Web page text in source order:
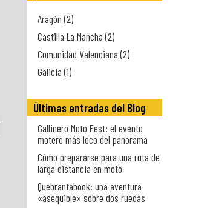
Aragón (2)
Castilla La Mancha (2)
Comunidad Valenciana (2)
Galicia (1)
Últimas entradas del Blog
Gallinero Moto Fest: el evento
motero más loco del panorama
Cómo prepararse para una ruta de
larga distancia en moto
Quebrantabook: una aventura
«asequible» sobre dos ruedas